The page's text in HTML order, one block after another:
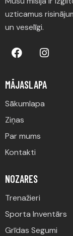
uzticamus
un veselīgi.
MĀJASLAPA
Sākumlapa
Ziņas
Par mums
Kontakti
NOZARES
Trenažieri
Sporta Inventārs
Grīdas Segumi